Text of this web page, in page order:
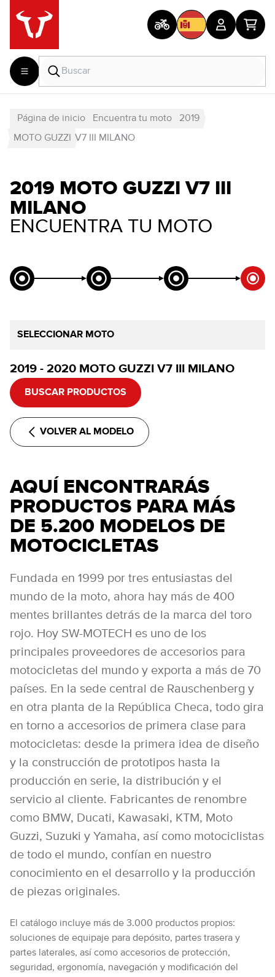
Página de inicio Encuentra tu moto
2019
MOTO GUZZI
V7 III MILANO
2019 MOTO GUZZI V7 III
MILANO
ENCUENTRA TU MOTO
SELECCIONAR MOTO
2019 - 2020 MOTO GUZZI V7 III MILANO
BUSCAR PRODUCTOS
VOLVER AL MODELO
AQUÍ ENCONTRARÁS
PRODUCTOS PARA MÁS
DE 5.200 MODELOS DE
MOTOCICLETAS
Fundada en 1999 por tres entusiastas del
mundo de la moto, ahora hay más de 400
mentes brillantes detrás de la marca del toro
rojo. Hoy SW-MOTECH es uno de los
principales proveedores de accesorios para
motocicletas del mundo y exporta a más de 70
países. En la sede central de Rauschenberg y
en otra planta de la República Checa, todo gira
en torno a accesorios de primera clase para
motocicletas: desde la primera idea de diseño
y la construcción de prototipos hasta la
producción en serie, la distribución y el
servicio al cliente. Fabricantes de renombre
como BMW, Ducati, Kawasaki, KTM, Moto
Guzzi, Suzuki y Yamaha, así como motociclistas
de todo el mundo, confían en nuestro
conocimiento en el desarrollo y la producción
de piezas originales.
El catálogo incluye más de 3.000 productos propios:
soluciones de equipaje para depósito, partes trasera y
partes laterales, así como accesorios de protección,
seguridad, ergonomía, navegación y modificación del